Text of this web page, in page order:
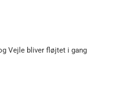
Vejle bliver fløjtet i gang